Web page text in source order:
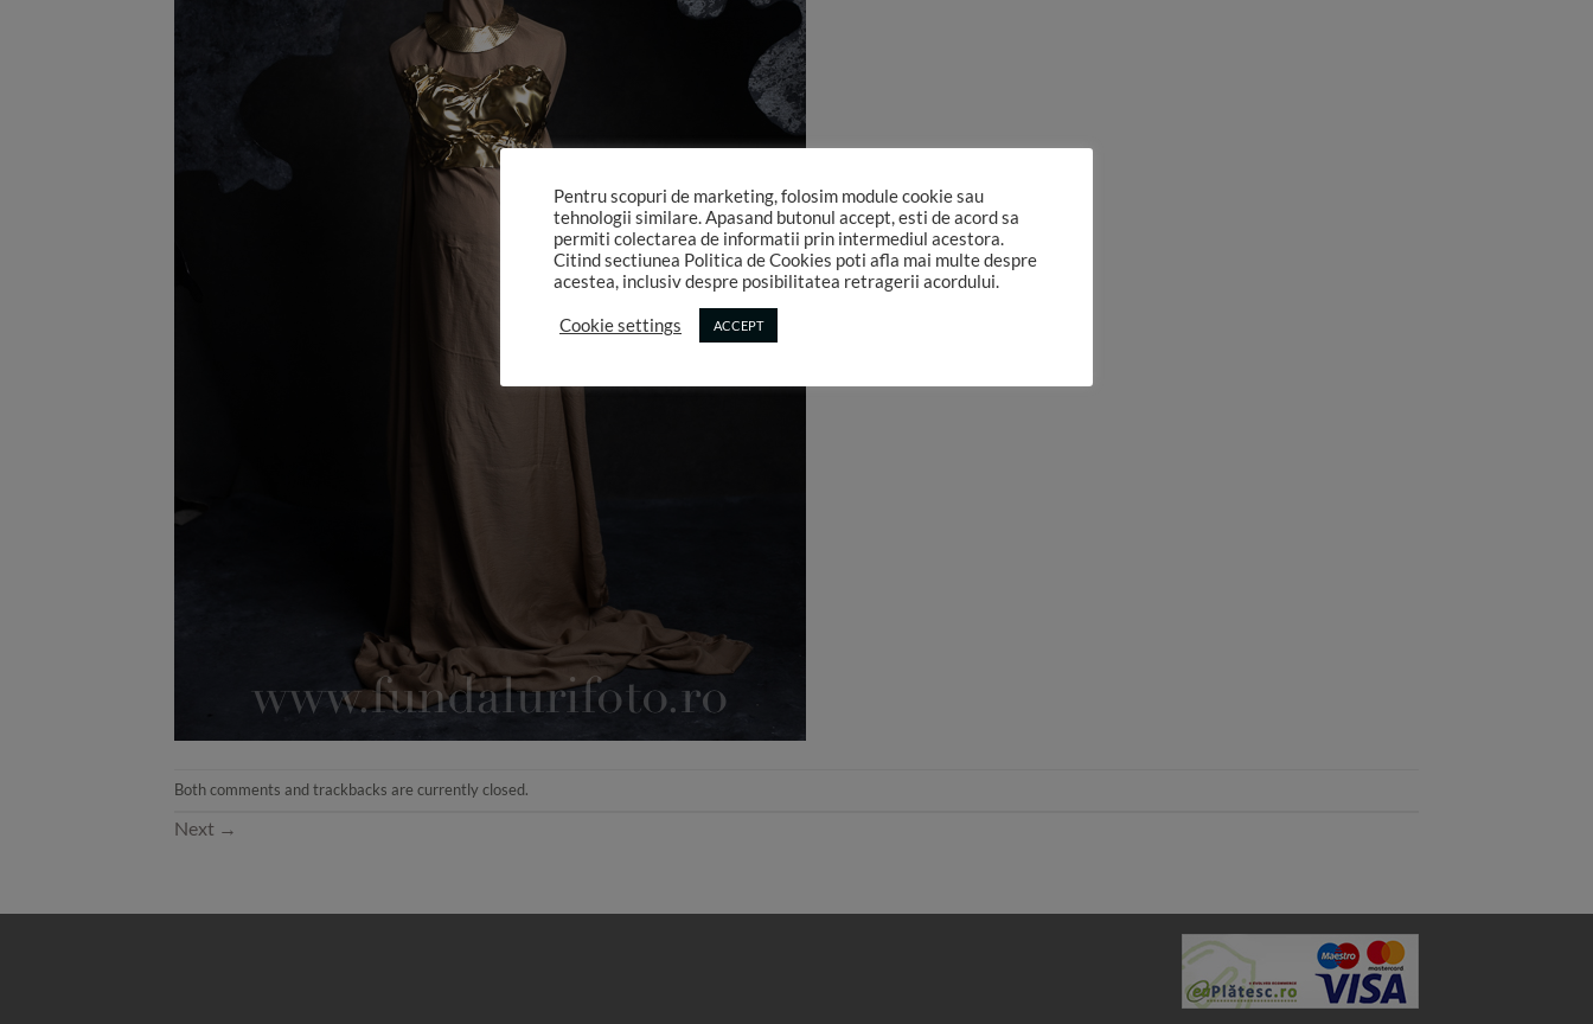
Both comments and trackbacks are currently closed.
Next →
Pentru scopuri de marketing, folosim module cookie sau
tehnologii similare. Apasand butonul accept, esti de acord sa
permiti colectarea de informatii prin intermediul acestora.
Citind sectiunea Politica de Cookies poti afla mai multe despre
acestea, inclusiv despre posibilitatea retragerii acordului.
Cookie settings ACCEPT